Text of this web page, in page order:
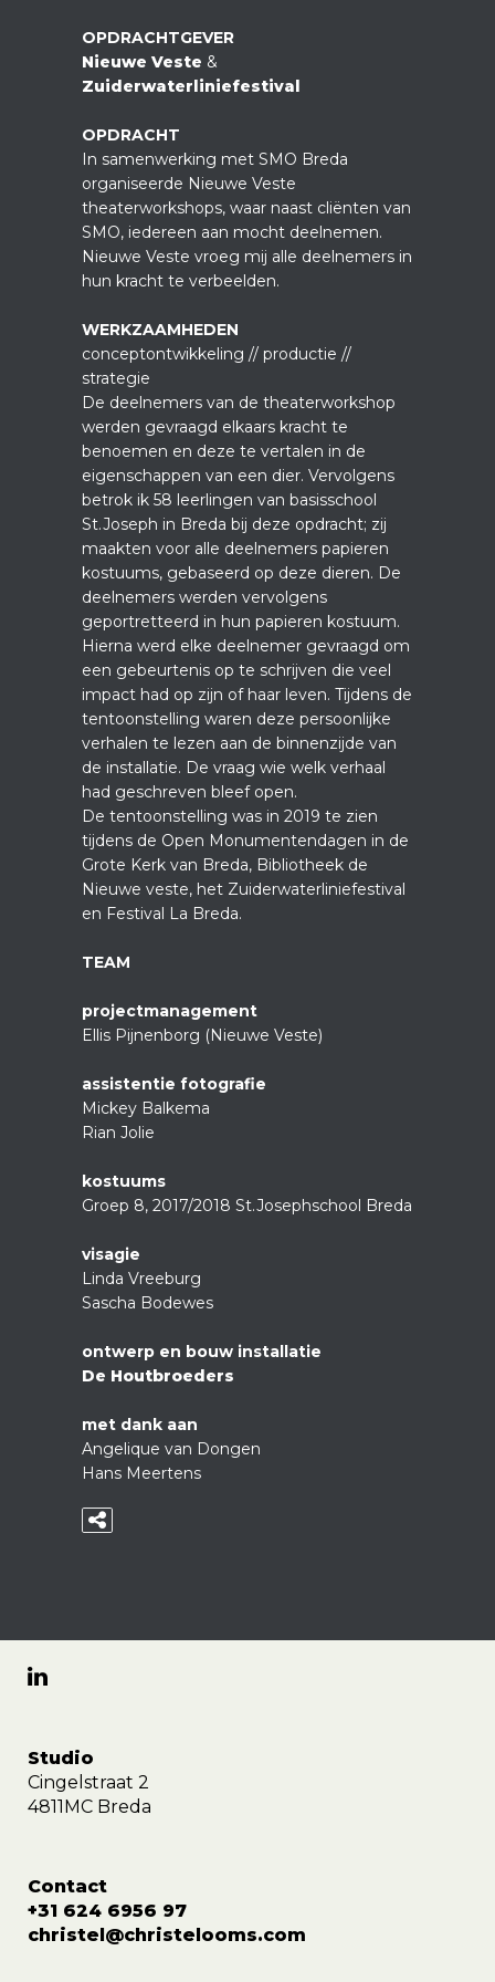
OPDRACHTGEVER
Nieuwe Veste &
Zuiderwaterliniefestival
OPDRACHT
In samenwerking met SMO Breda
organiseerde Nieuwe Veste
theaterworkshops, waar naast cliënten van
SMO, iedereen aan mocht deelnemen.
Nieuwe Veste vroeg mij alle deelnemers in
hun kracht te verbeelden.
WERKZAAMHEDEN
conceptontwikkeling // productie //
strategie
De deelnemers van de theaterworkshop
werden gevraagd elkaars kracht te
benoemen en deze te vertalen in de
eigenschappen van een dier. Vervolgens
betrok ik 58 leerlingen van basisschool
St.Joseph in Breda bij deze opdracht; zij
maakten voor alle deelnemers papieren
kostuums, gebaseerd op deze dieren. De
deelnemers werden vervolgens
geportretteerd in hun papieren kostuum.
Hierna werd elke deelnemer gevraagd om
een gebeurtenis op te schrijven die veel
impact had op zijn of haar leven. Tijdens de
tentoonstelling waren deze persoonlijke
verhalen te lezen aan de binnenzijde van
de installatie. De vraag wie welk verhaal
had geschreven bleef open.
De tentoonstelling was in 2019 te zien
tijdens de Open Monumentendagen in de
Grote Kerk van Breda, Bibliotheek de
Nieuwe veste, het Zuiderwaterliniefestival
en Festival La Breda.
TEAM
projectmanagement
Ellis Pijnenborg (Nieuwe Veste)
assistentie fotografie
Mickey Balkema
Rian Jolie
kostuums
Groep 8, 2017/2018 St.Josephschool Breda
visagie
Linda Vreeburg
Sascha Bodewes
ontwerp en bouw installatie
De Houtbroeders
met dank aan
Angelique van Dongen
Hans Meertens
Studio
Cingelstraat 2
4811MC Breda
Contact
+31 624 6956 97
christel@christelooms.com